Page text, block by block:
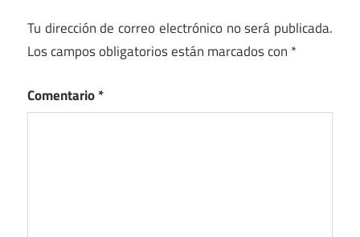
Tu dirección de correo electrónico no será publicada.
Los campos obligatorios están marcados con *
Comentario*